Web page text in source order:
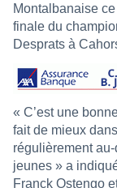
Montalbanaise
finale du
Desprats à
« C’est une
fait de mieux
régulièrement
jeunes » a
Franck Ostengo